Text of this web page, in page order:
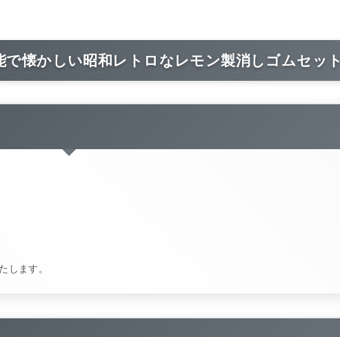
懐かしい昭和レトロなレモン製消しゴムセット
します。